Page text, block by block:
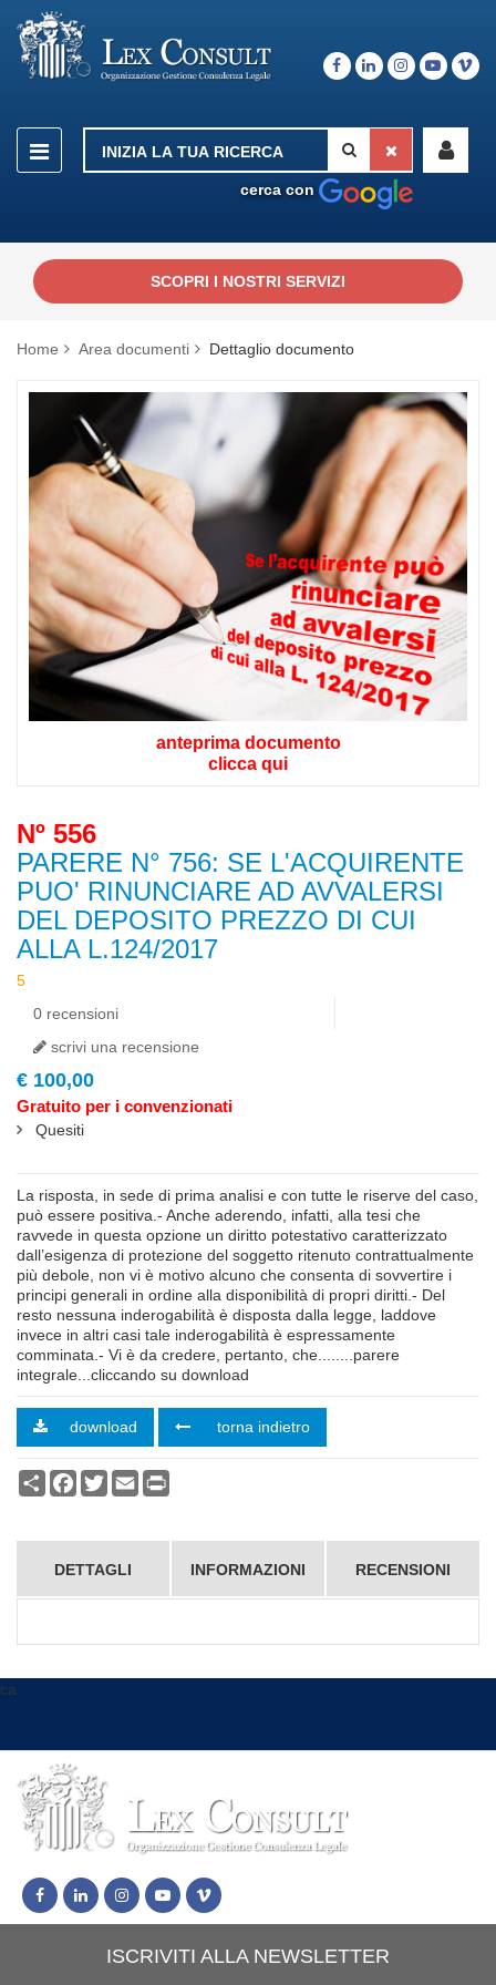
cerca con
SCOPRI I NOSTRI SERVIZI
Home Area documenti Dettaglio documento
anteprima documento
clicca qui
Nº 556
PARERE N° 756: SE L'ACQUIRENTE
PUO' RINUNCIARE AD AVVALERSI
DEL DEPOSITO PREZZO DI CUI
ALLA L.124/2017
0 recensioni
scrivi una recensione
€ 100,00
Gratuito per i convenzionati
Quesiti
La risposta, in sede di prima analisi e con tutte le riserve del caso,
può essere positiva.- Anche aderendo, infatti, alla tesi che
ravvede in questa opzione un diritto potestativo caratterizzato
dall’esigenza di protezione del soggetto ritenuto contrattualmente
più debole, non vi è motivo alcuno che consenta di sovvertire i
principi generali in ordine alla disponibilità di propri diritti.- Del
resto nessuna inderogabilità è disposta dalla legge, laddove
invece in altri casi tale inderogabilità è espressamente
comminata.- Vi è da credere, pertanto, che........parere
integrale...cliccando su download
download torna indietro
CondividiFacebook
TwitterEmail
DETTAGLI INFORMAZIONI RECENSIONI
ca
ISCRIVITI ALLA NEWSLETTER